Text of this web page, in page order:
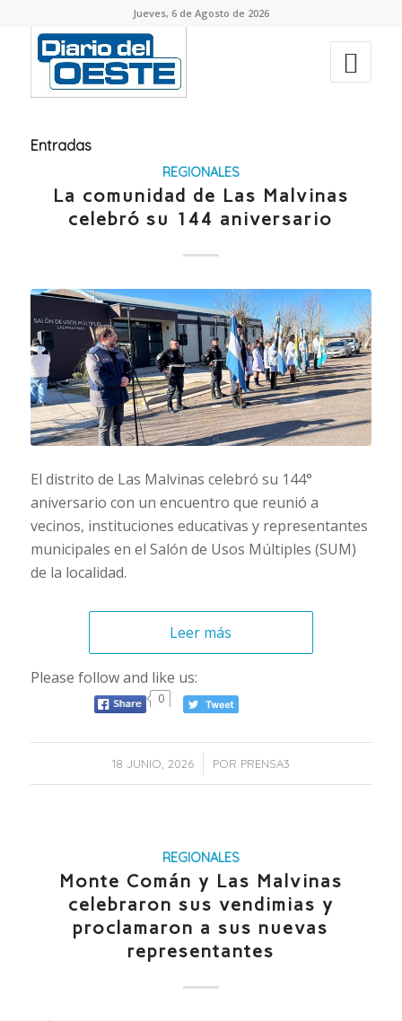
Jueves, 6 de Agosto de 2026
Entradas
REGIONALES
La comunidad de Las Malvinas
celebró su 144 aniversario
El distrito de Las Malvinas celebró su 144°
aniversario con un encuentro que reunió a
vecinos, instituciones educativas y representantes
municipales en el Salón de Usos Múltiples (SUM)
de la localidad.
Leer más
Please follow and like us:
0
18 JUNIO, 2026
/ POR PRENSA3
REGIONALES
Monte Comán y Las Malvinas
celebraron sus vendimias y
proclamaron a sus nuevas
representantes